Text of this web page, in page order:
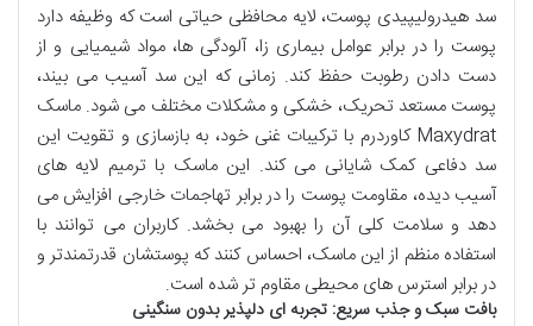
سد هیدرولیپیدی پوست، لایه محافظی حیاتی است که وظیفه دارد
پوست را در برابر عوامل بیماری زا، آلودگی ها، مواد شیمیایی و از
دست دادن رطوبت حفظ کند. زمانی که این سد آسیب می بیند،
پوست مستعد تحریک، خشکی و مشکلات مختلف می شود. ماسک
Maxydrat کاوردرم با ترکیبات غنی خود، به بازسازی و تقویت این
سد دفاعی کمک شایانی می کند. این ماسک با ترمیم لایه های
آسیب دیده، مقاومت پوست را در برابر تهاجمات خارجی افزایش می
دهد و سلامت کلی آن را بهبود می بخشد. کاربران می توانند با
استفاده منظم از این ماسک، احساس کنند که پوستشان قدرتمندتر و
در برابر استرس های محیطی مقاوم تر شده است.
بافت سبک و جذب سریع: تجربه ای دلپذیر بدون سنگینی